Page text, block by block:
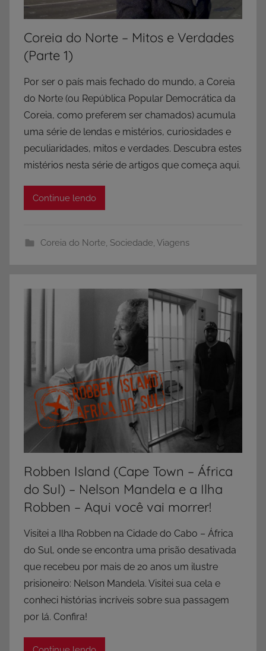
Coreia do Norte – Mitos e Verdades
(Parte 1)
Por ser o país mais fechado do mundo, a Coreia
do Norte (ou República Popular Democrática da
Coreia, como preferem ser chamados) acumula
uma série de lendas e mistérios, curiosidades e
peculiaridades, mitos e verdades. Descubra estes
mistérios nesta série de artigos que começa aqui.
Continue lendo
Coreia do Norte, Sociedade, Viagens
Robben Island (Cape Town – África
do Sul) – Nelson Mandela e a Ilha
Robben – Aqui você vai morrer!
Visitei a Ilha Robben na Cidade do Cabo – África
do Sul, onde se encontra uma prisão desativada
que recebeu por mais de 20 anos um ilustre
prisioneiro: Nelson Mandela. Visitei sua cela e
conheci histórias incríveis sobre sua passagem
por lá. Confira!